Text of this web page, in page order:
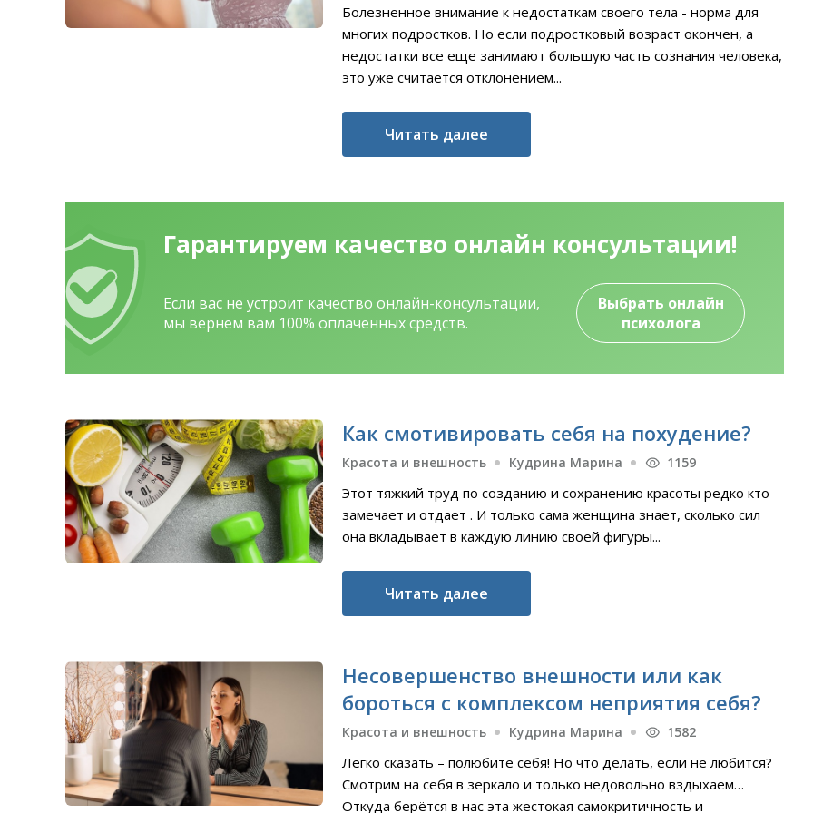
Болезненное внимание к недостаткам своего тела - норма для
многих подростков. Но если подростковый возраст окончен, а
недостатки все еще занимают большую часть сознания человека,
это уже считается отклонением...
Читать далее
Гарантируем качество онлайн консультации!
Если вас не устроит качество онлайн-консультации,
мы вернем вам 100% оплаченных средств.
Выбрать онлайн
психолога
Как смотивировать себя на похудение?
Красота и внешность Кудрина Марина 1159
Этот тяжкий труд по созданию и сохранению красоты редко кто
замечает и отдает . И только сама женщина знает, сколько сил
она вкладывает в каждую линию своей фигуры...
Читать далее
Несовершенство внешности или как
бороться с комплексом неприятия себя?
Красота и внешность Кудрина Марина 1582
Легко сказать – полюбите себя! Но что делать, если не любится?
Смотрим на себя в зеркало и только недовольно вздыхаем…
Откуда берётся в нас эта жестокая самокритичность и